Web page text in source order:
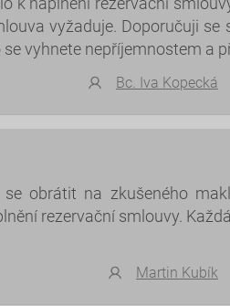
vyžaduje. Doporučuji se
vyhnete nepříjemnostem a
Bc. Iva Kopecká
obrátit na zkušeného
rezervační smlouvy.
Martin Kubík